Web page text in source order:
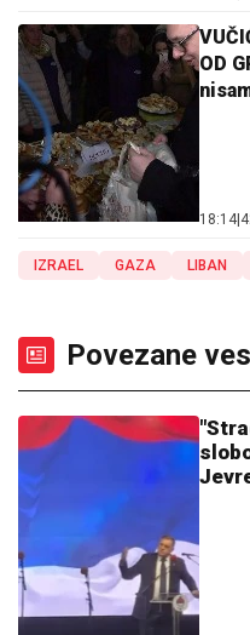
OD
18:14
IZRAEL GAZA LIBAN
Povezane